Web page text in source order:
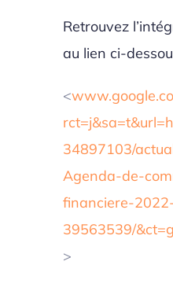
Retrouvez
au lien ci-
<
34897103/
Agenda-de-
financiere-
39563539/
>